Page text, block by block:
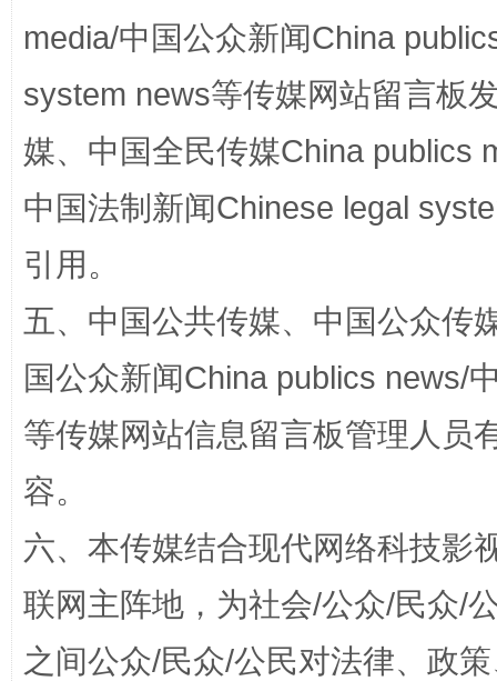
国家大学科技园优化重塑工作
media/中国公众新闻China
system news等传媒网站留言板
媒、中国全民传媒China publics
中国法制新闻Chinese legal
引用。
五、中国公共传媒、中国公众传
国公众新闻China publics news/
等传媒网站信息留言板管理人员
容。
六、本传媒结合现代网络科技影
联网主阵地，为社会/公众/民众/
之间公众/民众/公民对法律、政